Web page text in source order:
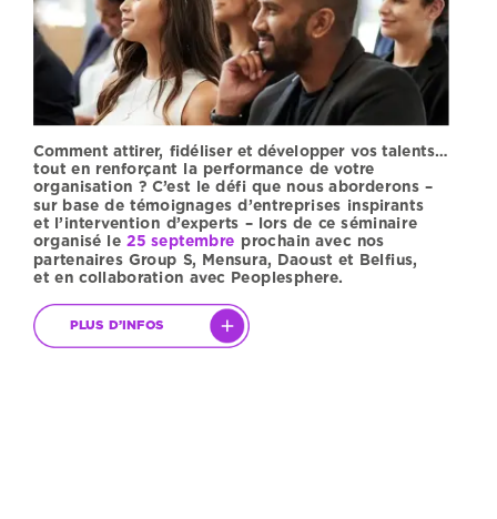
Comment attirer, fidéliser et développer vos talents…
tout en renforçant la performance de votre
organisation ? C’est le défi que nous aborderons –
sur base de témoignages d’entreprises inspirants
et l’intervention d’experts – lors de ce séminaire
organisé le 25 septembre prochain avec nos
partenaires Group S, Mensura, Daoust et Belfius,
et en collaboration avec Peoplesphere.
PLUS D’INFOS